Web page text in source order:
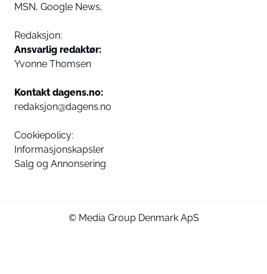
MSN, Google News,
Redaksjon:
Ansvarlig redaktør:
Yvonne Thomsen
Kontakt dagens.no:
redaksjon@dagens.no
Cookiepolicy:
Informasjonskapsler
Salg og Annonsering
© Media Group Denmark ApS